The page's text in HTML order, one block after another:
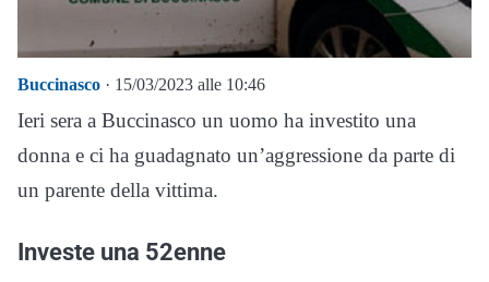
Buccinasco · 15/03/2023 alle 10:46
Ieri sera a Buccinasco un uomo ha investito una
donna e ci ha guadagnato un’aggressione da parte di
un parente della vittima.
Investe una 52enne